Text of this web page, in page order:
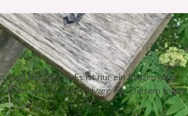
Bispingen. Es ist nur ein Spaziergang
links in den Feldweg ein. Diesem folgen